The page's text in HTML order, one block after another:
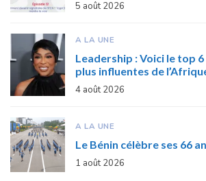
5 août 2026
A LA UNE
Leadership : Voici le top
plus influentes de
4 août 2026
A LA UNE
Le Bénin célèbre ses 66
1 août 2026